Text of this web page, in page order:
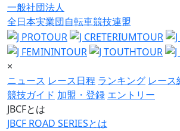
一般社団法人
全日本実業団自転車競技連盟
×
ニュース レース日程 ランキング レース
競技ガイド 加盟・登録 エントリー
JBCFとは
JBCF ROAD SERIESとは